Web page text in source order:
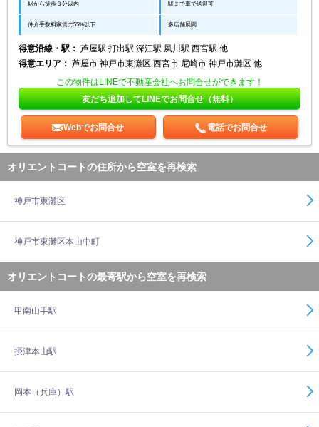
駅から徒歩３分以内 駅まで車で送迎可
仲介手数料家賃の55%以下 多店舗展開
得意沿線・駅： 芦屋駅 打出駅 深江駅 夙川駅 西宮駅 他
得意エリア： 芦屋市 神戸市東灘区 西宮市 尼崎市 神戸市灘区 他
この物件はLINEで不動産会社へお問合せができます！
友だち追加してLINEでお問合せ（無料）
Webでお問合せ 電話でお問合せ
オリエントコートの住所から空室を再検索
神戸市東灘区
神戸市東灘区本山中町
オリエントコートの最寄駅から空室を再検索
甲南山手駅
摂津本山駅
岡本（兵庫）駅